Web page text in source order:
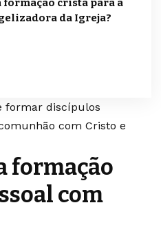
formação cristã para a
da Igreja?
formar discípulos
com Cristo e
formação
com